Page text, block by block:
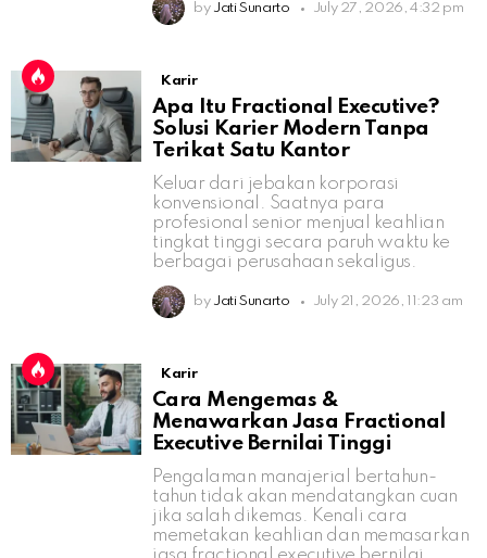
by Jati Sunarto July 27, 2026, 4:32 pm
Karir
Apa Itu Fractional Executive?
Solusi Karier Modern Tanpa
Terikat Satu Kantor
Keluar dari jebakan korporasi
konvensional. Saatnya para
profesional senior menjual keahlian
tingkat tinggi secara paruh waktu ke
berbagai perusahaan sekaligus.
by Jati Sunarto July 21, 2026, 11:23 am
Karir
Cara Mengemas &
Menawarkan Jasa Fractional
Executive Bernilai Tinggi
Pengalaman manajerial bertahun-
tahun tidak akan mendatangkan cuan
jika salah dikemas. Kenali cara
memetakan keahlian dan memasarkan